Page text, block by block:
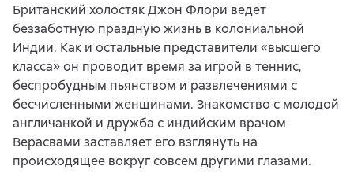
Британский холостяк Джон Флори ведет
беззаботную праздную жизнь в колониальной
Индии. Как и остальные представители «высшего
класса» он проводит время за игрой в теннис,
беспробудным пьянством и развлечениями с
бесчисленными женщинами. Знакомство с молодой
англичанкой и дружба с индийским врачом
Верасвами заставляет его взглянуть на
происходящее вокруг совсем другими глазами.